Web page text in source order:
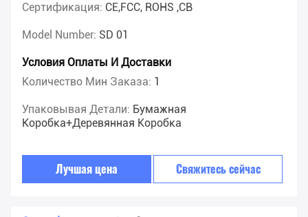
Сертификация: CE,FCC, ROHS ,CB
Model Number: SD 01
Условия Оплаты И Доставки
Количество Мин Заказа: 1
Упаковывая Детали: Бумажная
Коробка+деревянная Коробка
Лучшая цена Свяжитесь сейчас